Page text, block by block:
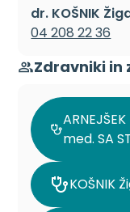
dr. KOŠNIK
04 208 22 36
Zdravniki in
med. SA
KOŠNIK